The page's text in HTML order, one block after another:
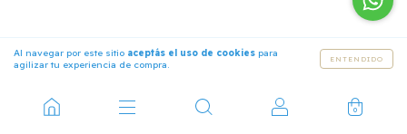
Al navegar por este sitio aceptás el uso de cookies para
agilizar tu experiencia de compra.
ENTENDIDO
0